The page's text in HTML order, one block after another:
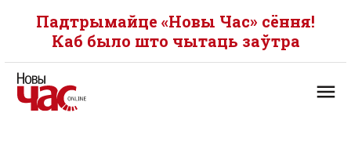
Падтрымайце «Новы Час» сёння!
Каб было што чытаць заўтра